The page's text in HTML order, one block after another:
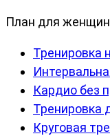
План для женщин
Тренировка
Кардио без
Тренировка
Круговая